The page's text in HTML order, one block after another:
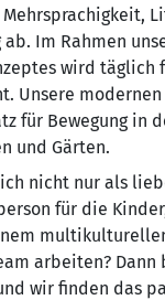
ab. Im Rahmen
wird täglich
Unsere
für Bewegung in
und Gärten.
nicht nur als
für die
arbeiten? Dann
wir finden das